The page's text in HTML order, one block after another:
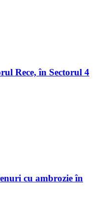
Rece, în Sectorul 4
cu ambrozie în